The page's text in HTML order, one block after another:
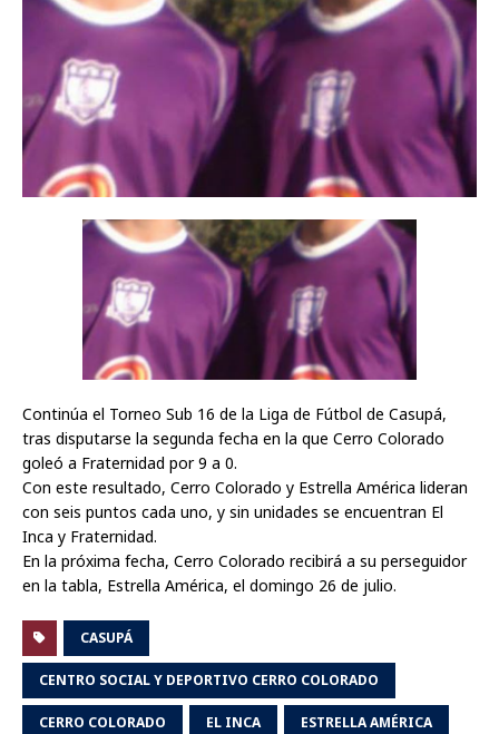
Continúa el Torneo Sub 16 de la Liga de Fútbol de Casupá,
tras disputarse la segunda fecha en la que Cerro Colorado
goleó a Fraternidad por 9 a 0.
Con este resultado, Cerro Colorado y Estrella América lideran
con seis puntos cada uno, y sin unidades se encuentran El
Inca y Fraternidad.
En la próxima fecha, Cerro Colorado recibirá a su perseguidor
en la tabla, Estrella América, el domingo 26 de julio.
CASUPÁ
CENTRO SOCIAL Y DEPORTIVO CERRO COLORADO
CERRO COLORADO EL INCA ESTRELLA AMÉRICA